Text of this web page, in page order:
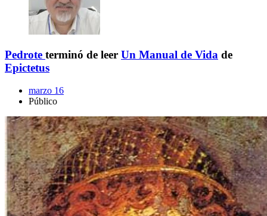
Pedrote terminó de leer Un Manual de Vida de
Epictetus
marzo 16
Público